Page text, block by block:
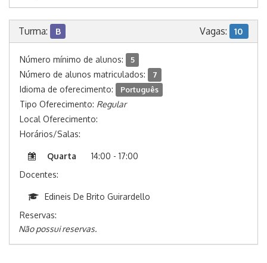
Turma: B Vagas: 10
Número mínimo de alunos: 5
Número de alunos matriculados: 7
Idioma de oferecimento: Português
Tipo Oferecimento: Regular
Local Oferecimento:
Horários/Salas:
Quarta
14:00 - 17:00
Docentes:
Edineis De Brito Guirardello
Reservas:
Não possui reservas.